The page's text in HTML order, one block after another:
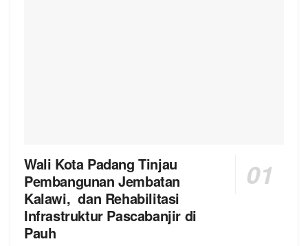
Wali Kota Padang Tinjau
Pembangunan Jembatan
Kalawi, dan Rehabilitasi
Infrastruktur Pascabanjir di
Pauh